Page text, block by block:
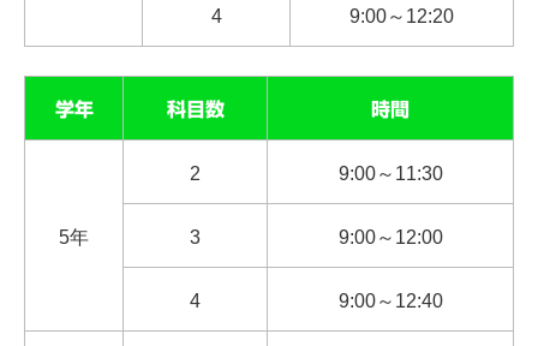
4 9:00～12:20
学年 科目数 時間
5年
2 9:00～11:30
3 9:00～12:00
4 9:00～12:40